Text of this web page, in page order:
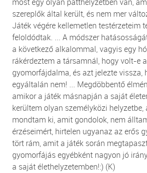
szereplők által került, és nem mer
Játék végére kellemetlen testérzeteim
feloldódtak. ... A módszer
a következő alkalommal, vagyis egy
rákérdeztem a társamnál, hogy volt-e
gyomorfájdalma, és azt jelezte vissza,
egyáltalán nem! ... Megdöbbentő
amikor a játék másnapján a saját
kerültem olyan személyközi helyzetbe,
mondtam ki, amit gondolok, nem
érzéseimért, hirtelen ugyanaz az erős
tört rám, amit a játék során
gyomorfájás egyébként nagyon jó
a saját élethelyzetemben!:) (K)